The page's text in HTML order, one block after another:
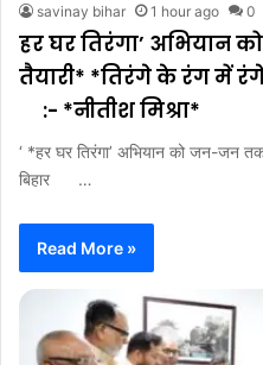
savinay bihar 1 hour ago 0
हर घर तिरंगा’ अभियान
तैयारी* *तिरंगे के
:- *नीतीश मिश्रा*
‘ *हर घर तिरंगा’ अभियान को जन-जन
बिहार …
Read More »